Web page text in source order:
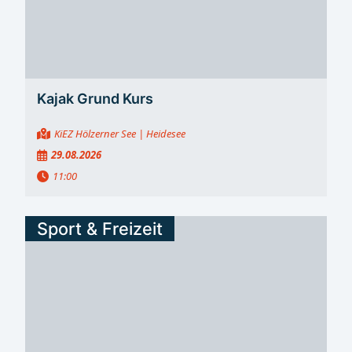
Kajak Grund Kurs
KiEZ Hölzerner See | Heidesee
29.08.2026
11:00
Sport & Freizeit